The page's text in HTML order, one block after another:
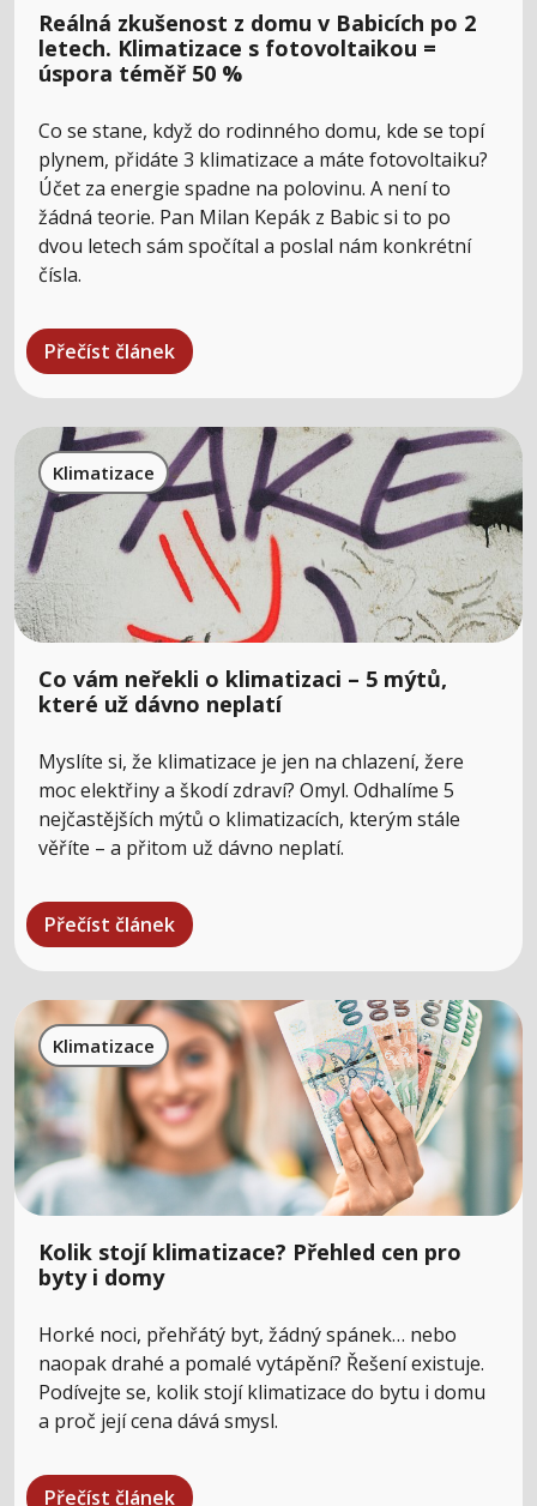
Reálná zkušenost z domu v Babicích po 2
letech. Klimatizace s fotovoltaikou =
úspora téměř 50 %
Co se stane, když do rodinného domu, kde se topí
plynem, přidáte 3 klimatizace a máte fotovoltaiku?
Účet za energie spadne na polovinu. A není to
žádná teorie. Pan Milan Kepák z Babic si to po
dvou letech sám spočítal a poslal nám konkrétní
čísla.
Přečíst článek
Klimatizace
Co vám neřekli o klimatizaci – 5 mýtů,
které už dávno neplatí
Myslíte si, že klimatizace je jen na chlazení, žere
moc elektřiny a škodí zdraví? Omyl. Odhalíme 5
nejčastějších mýtů o klimatizacích, kterým stále
věříte – a přitom už dávno neplatí.
Přečíst článek
Klimatizace
Kolik stojí klimatizace? Přehled cen pro
byty i domy
Horké noci, přehřátý byt, žádný spánek… nebo
naopak drahé a pomalé vytápění? Řešení existuje.
Podívejte se, kolik stojí klimatizace do bytu i domu
a proč její cena dává smysl.
Přečíst článek